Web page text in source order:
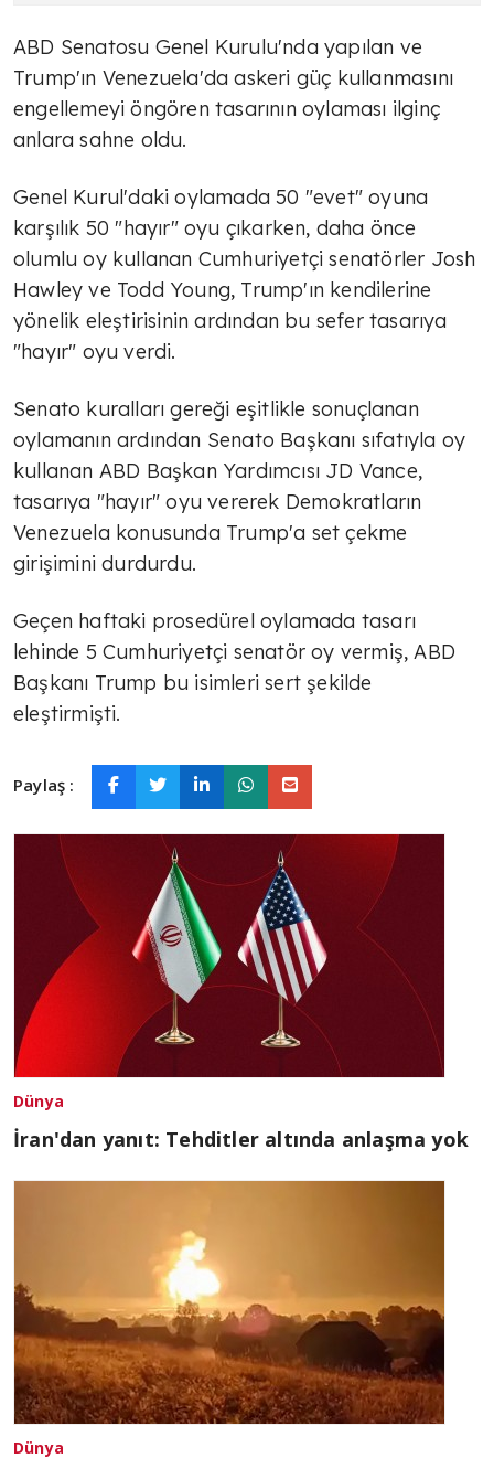
ABD Senatosu Genel Kurulu'nda yapılan ve
Trump'ın Venezuela'da askeri güç kullanmasını
engellemeyi öngören tasarının oylaması ilginç
anlara sahne oldu.
Genel Kurul'daki oylamada 50 "evet" oyuna
karşılık 50 "hayır" oyu çıkarken, daha önce
olumlu oy kullanan Cumhuriyetçi senatörler Josh
Hawley ve Todd Young, Trump'ın kendilerine
yönelik eleştirisinin ardından bu sefer tasarıya
"hayır" oyu verdi.
Senato kuralları gereği eşitlikle sonuçlanan
oylamanın ardından Senato Başkanı sıfatıyla oy
kullanan ABD Başkan Yardımcısı JD Vance,
tasarıya "hayır" oyu vererek Demokratların
Venezuela konusunda Trump'a set çekme
girişimini durdurdu.
Geçen haftaki prosedürel oylamada tasarı
lehinde 5 Cumhuriyetçi senatör oy vermiş, ABD
Başkanı Trump bu isimleri sert şekilde
eleştirmişti.
Paylaş :
Dünya
İran'dan yanıt: Tehditler altında anlaşma yok
Dünya